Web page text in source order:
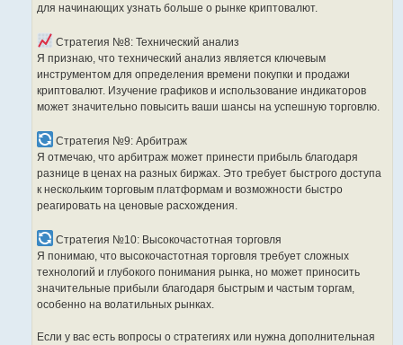
для начинающих узнать больше о рынке криптовалют.
Стратегия №8: Технический анализ
Я признаю, что технический анализ является ключевым
инструментом для определения времени покупки и продажи
криптовалют. Изучение графиков и использование индикаторов
может значительно повысить ваши шансы на успешную торговлю.
Стратегия №9: Арбитраж
Я отмечаю, что арбитраж может принести прибыль благодаря
разнице в ценах на разных биржах. Это требует быстрого доступа
к нескольким торговым платформам и возможности быстро
реагировать на ценовые расхождения.
Стратегия №10: Высокочастотная торговля
Я понимаю, что высокочастотная торговля требует сложных
технологий и глубокого понимания рынка, но может приносить
значительные прибыли благодаря быстрым и частым торгам,
особенно на волатильных рынках.
Если у вас есть вопросы о стратегиях или нужна дополнительная